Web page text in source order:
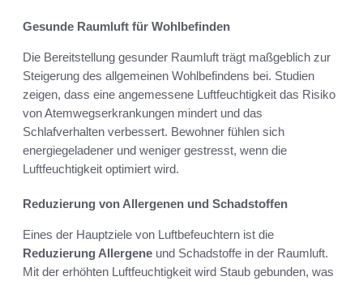
Gesunde Raumluft für Wohlbefinden
Die Bereitstellung gesunder Raumluft trägt maßgeblich zur
Steigerung des allgemeinen Wohlbefindens bei. Studien
zeigen, dass eine angemessene Luftfeuchtigkeit das Risiko
von Atemwegserkrankungen mindert und das
Schlafverhalten verbessert. Bewohner fühlen sich
energiegeladener und weniger gestresst, wenn die
Luftfeuchtigkeit optimiert wird.
Reduzierung von Allergenen und Schadstoffen
Eines der Hauptziele von Luftbefeuchtern ist die
Reduzierung Allergene und Schadstoffe in der Raumluft.
Mit der erhöhten Luftfeuchtigkeit wird Staub gebunden, was